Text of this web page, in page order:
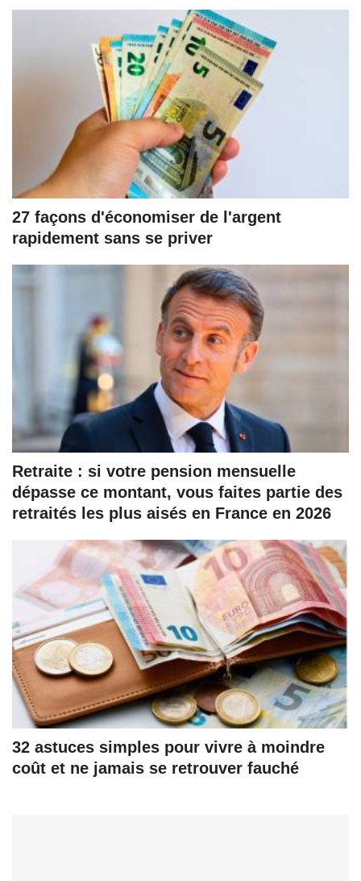
27 façons d'économiser de l'argent
rapidement sans se priver
Retraite : si votre pension mensuelle
dépasse ce montant, vous faites partie des
retraités les plus aisés en France en 2026
32 astuces simples pour vivre à moindre
coût et ne jamais se retrouver fauché